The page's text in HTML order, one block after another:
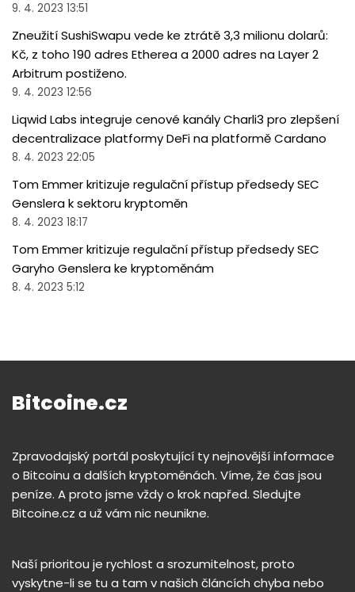
9. 4. 2023 13:51
Zneužití SushiSwapu vede ke ztrátě 3,3 milionu dolarů:
Kč, z toho 190 adres Etherea a 2000 adres na Layer 2
Arbitrum postiženo.
9. 4. 2023 12:56
Liqwid Labs integruje cenové kanály Charli3 pro zlepšení
decentralizace platformy DeFi na platformě Cardano
8. 4. 2023 22:05
Tom Emmer kritizuje regulační přístup předsedy SEC
Genslera k sektoru kryptoměn
8. 4. 2023 18:17
Tom Emmer kritizuje regulační přístup předsedy SEC
Garyho Genslera ke kryptoměnám
8. 4. 2023 5:12
Bitcoine.cz
Zpravodajský portál poskytující ty nejnovější informace
o Bitcoinu a dalších kryptoměnách. Víme, že čas jsou
peníze. A proto jsme vždy o krok napřed. Sledujte
Bitcoine.cz a už vám nic neunikne.
Naší prioritou je rychlost a srozumitelnost, proto
vyskytne-li se tu a tam v našich článcích chyba nebo